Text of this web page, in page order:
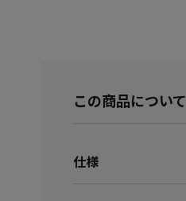
この商品について
仕様